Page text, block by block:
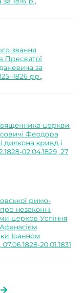
звання
Пресвятої
за
рр.,
церкви
Феодора
диякона кривд і
02.04.1829, 27
римо-
незаконні
церков Успіння
Іоанном
20.01.1831,